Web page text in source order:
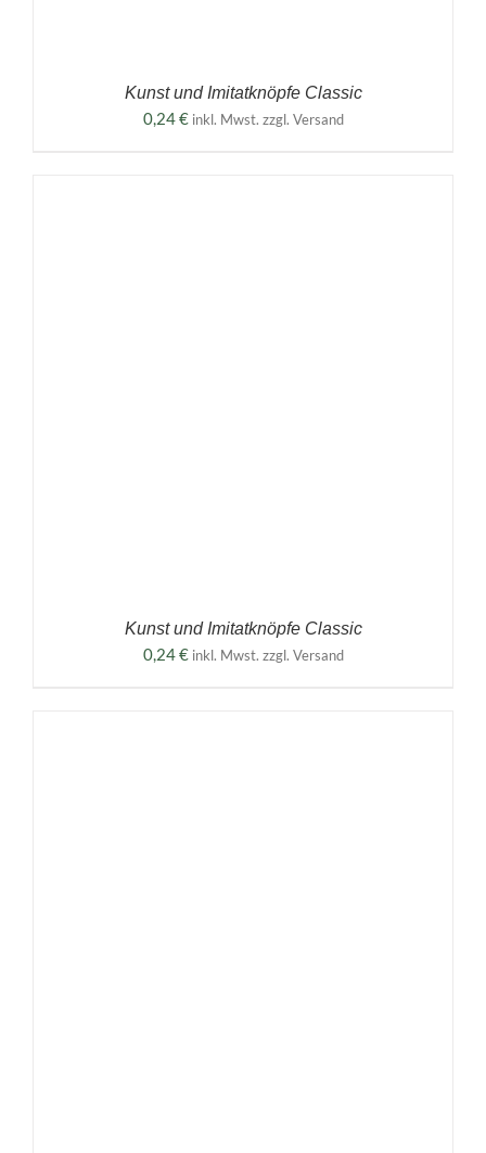
Kunst und Imitatknöpfe Classic
0,24€ inkl. Mwst. zzgl. Versand
Kunst und Imitatknöpfe Classic
0,24€ inkl. Mwst. zzgl. Versand